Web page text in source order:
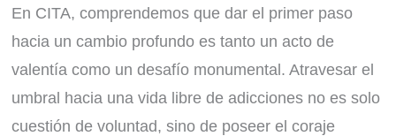
En CITA, comprendemos que dar el primer paso
hacia un cambio profundo es tanto un acto de
valentía como un desafío monumental. Atravesar el
umbral hacia una vida libre de adicciones no es solo
cuestión de voluntad, sino de poseer el coraje